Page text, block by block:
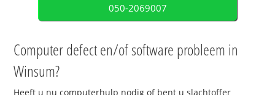
050-2069007
Computer defect en/of software probleem in
Winsum?
Heeft u nu computerhulp nodig of bent u slachtoffer